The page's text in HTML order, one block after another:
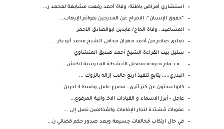
استشاري أمراض باطنة: وفاة أحمد رفعت مشابهة لمحمد ر...
“حقوق الإنسان”: الافراج عن المدرجين بقوائم الإرهاب...
المساعيد.. وفاة الحاج/ عابدين ابوالصادق الأحمر
تعليق صادم من أحمد مهران محامي الشيخ محمد أبو بكر ...
سليل بيت القراءة الشيخ أحمد صديق المنشاوي
...« تــــمام » يوجه بتفعيل الأنشطة المدرسية لاكتش...
البدري،،،،، يتابع تنفيذ اربع حالات إزاله بالزوك ...
كانوا يبحثون عن كنز أثري.. مصرع عامل وضبط 3 آخرين
عاجل - أبرز الاسماء و القيادات الاخـ وانية المرفوع...
عقوبات مُشدّدة لتجار الإقامات والمُخالفين تصل إلى ...
في حال ارتكاب مُخالفات جسيمة وبعد صدور حكم قضائي ن...